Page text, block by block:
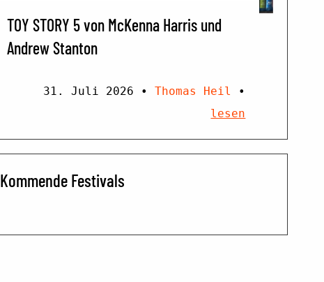
TOY STORY 5 von McKenna Harris und
Andrew Stanton
31. Juli 2026 • Thomas Heil
•
lesen
Kommende Festivals